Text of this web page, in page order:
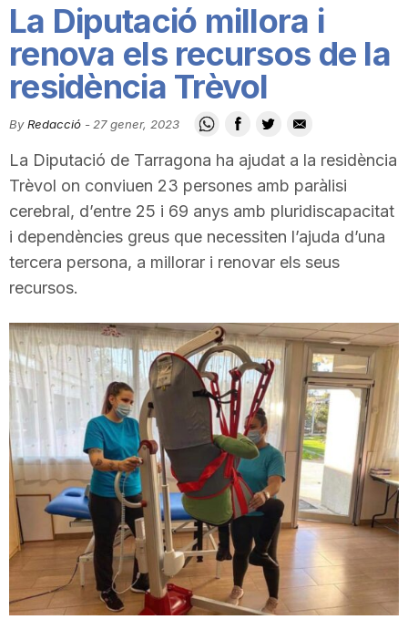
C
i
u
t
a
d
La Diputació millora i
renova els recursos de la
residència Trèvol
By Redacció - 27 gener, 2023
La Diputació de Tarragona ha ajudat a la residència
Trèvol on conviuen 23 persones amb paràlisi
cerebral, d’entre 25 i 69 anys amb pluridiscapacitat
i dependències greus que necessiten l’ajuda d’una
tercera persona, a millorar i renovar els seus
recursos.